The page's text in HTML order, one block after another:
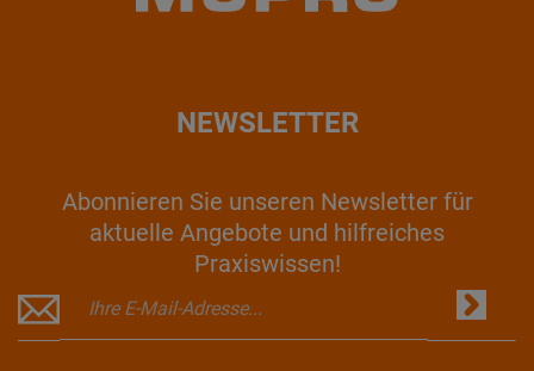
NEWSLETTER
Abonnieren Sie unseren Newsletter für
aktuelle Angebote und hilfreiches
Praxiswissen!